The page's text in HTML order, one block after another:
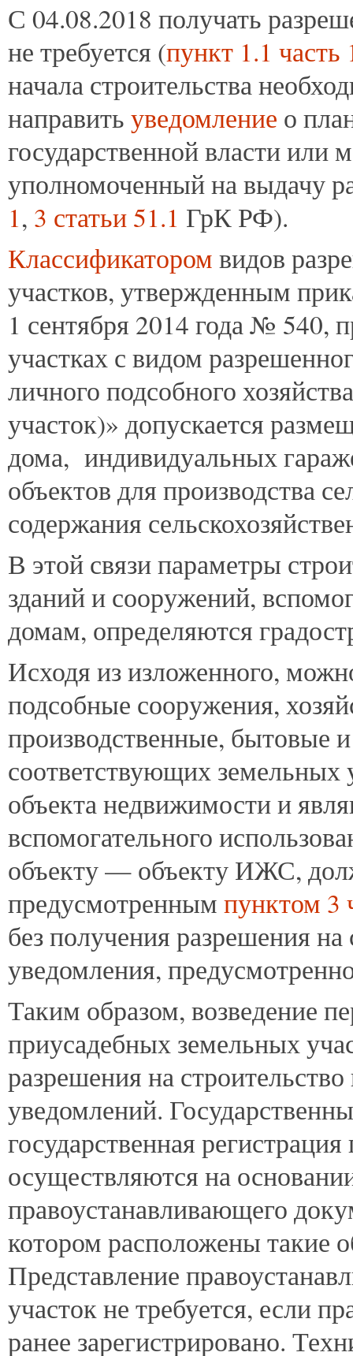
С 04.08.2018 получать
не требуется (пункт 1.1 часть
начала строительства
направить уведомление о
государственной власти или
уполномоченный на выдачу
1, 3 статьи 51.1 ГрК РФ).
Классификатором видов
участков, утвержденным
1 сентября 2014 года № 540,
участках с видом
личного подсобного
участок)» допускается
дома, индивидуальных
объектов для производства
содержания
В этой связи параметры
зданий и сооружений,
домам, определяются
Исходя из изложенного,
подсобные сооружения,
производственные, бытовые
соответствующих земельных
объекта недвижимости и
вспомогательного
объекту — объекту ИЖС,
предусмотренным пунктом 3
без получения разрешения на
уведомления,
Таким образом, возведение
приусадебных земельных
разрешения на
уведомлений.
государственная
осуществляются на
правоустанавливающего
котором расположены такие
Представление
участок не требуется, если
ранее зарегистрировано.